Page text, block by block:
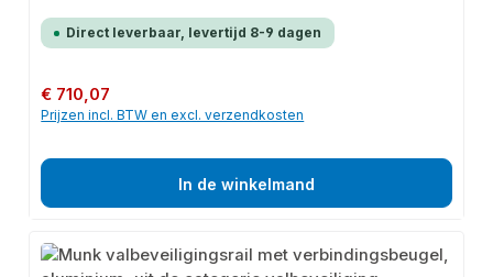
Direct leverbaar, levertijd 8-9 dagen
Normale prijs:
€ 710,07
Prijzen incl. BTW en excl. verzendkosten
In de winkelmand